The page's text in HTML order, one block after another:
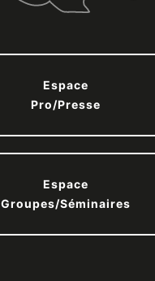
Espace
Pro/Presse
Espace
Groupes/Séminaires